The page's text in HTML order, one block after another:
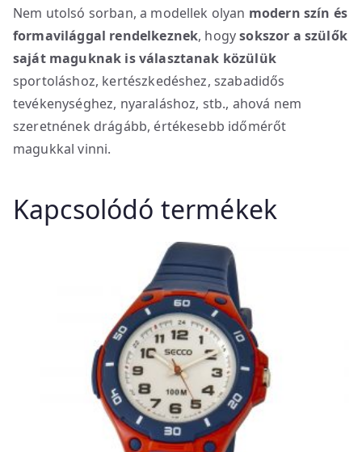
Nem utolsó sorban, a modellek olyan modern szín és
formavilággal rendelkeznek, hogysokszor a szülők
saját maguknak is választanak közülük
sportoláshoz, kertészkedéshez, szabadidős
tevékenységhez, nyaraláshoz, stb., ahová nem
szeretnének drágább, értékesebb időmérőt
magukkal vinni.
Kapcsolódó termékek